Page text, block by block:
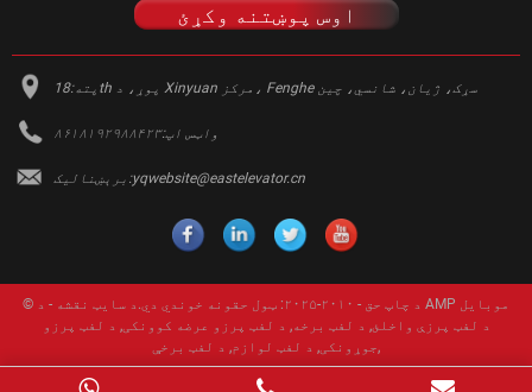
اوس پوښتنه وکړئ
پته: 18th پوړ، د Xinyuan مرکز، Fenghe سړک، ژیان، شانسي، چین
واټس اپ:۸۶۱۸۱۹۲۹۸۸۴۲۳
برېښنالیک:yqwebsite@eastelevator.cn
© د چاپ حق - ۲۰۱۰-۲۰۲۵: ټول حقونه خوندي دي. د سایټ نقشه -
د AMP موبایل
د لفټ پرزې واخلئ, د لفټ برخه, د لفټ پرزو عرضه کوونکی, د لفټ پرزو
جوړونکی , د لفټ لوازم, د لفټ برخې ,